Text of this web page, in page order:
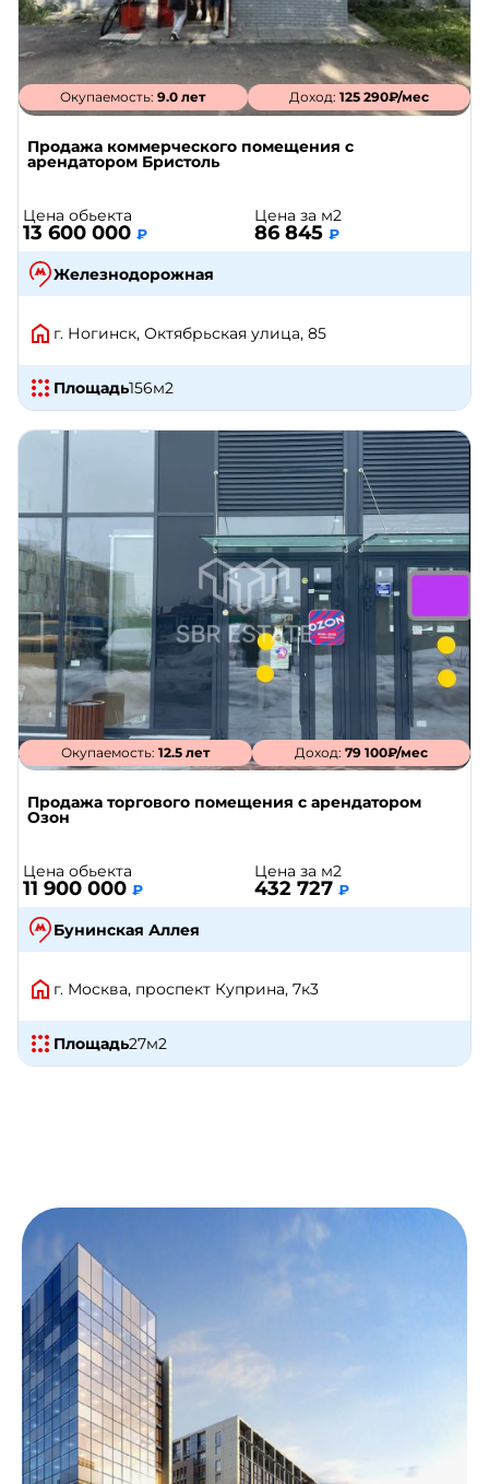
Окупаемость:9.0 лет Доход: 125 290₽/мес
Продажа коммерческого помещения с
арендатором Бристоль
Цена обьекта
13 600 000 ₽
Цена за м2
86 845 ₽
Железнодорожная
г. Ногинск, Октябрьская улица, 85
Площадь156м2
Окупаемость: 12.5 лет Доход:79 100₽/мес
Продажа торгового помещения с арендатором
Озон
Цена обьекта
11 900 000 ₽
Цена за м2
432 727 ₽
Бунинская Аллея
г. Москва, проспект Куприна, 7к3
Площадь27м2